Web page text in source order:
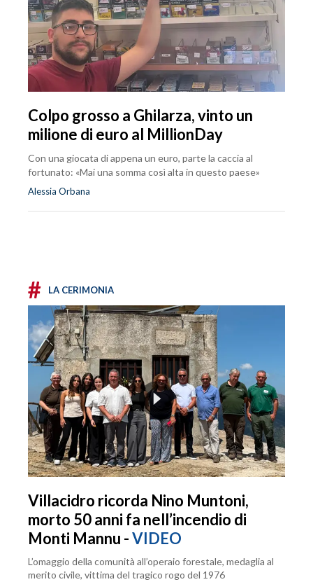
Colpo grosso a Ghilarza, vinto un
milione di euro al MillionDay
Con una giocata di appena un euro, parte la caccia al
fortunato: «Mai una somma così alta in questo paese»
Alessia Orbana
# LA CERIMONIA
Villacidro ricorda Nino Muntoni,
morto 50 anni fa nell’incendio di
Monti Mannu -VIDEO
L’omaggio della comunità all’operaio forestale, medaglia al
merito civile, vittima del tragico rogo del 1976